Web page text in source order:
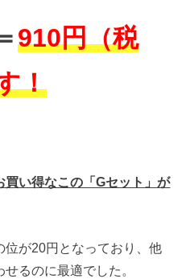
910円（税
！
買い得なこの「Gセット」が
が20円となっており、他
るのに最適でした。